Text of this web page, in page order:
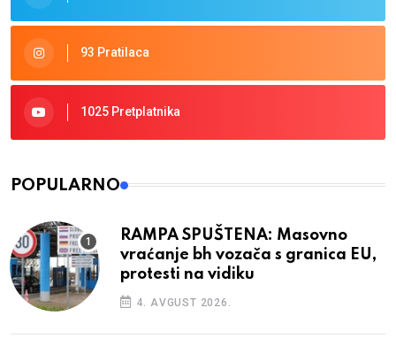
93 Pratilaca
1025 Pretplatnika
POPULARNO
RAMPA SPUŠTENA: Masovno
vraćanje bh vozača s granica EU,
protesti na vidiku
4. AVGUST 2026.